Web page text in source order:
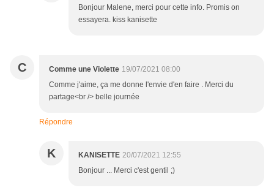
Bonjour Malene, merci pour cette info. Promis on
essayera. kiss kanisette
C Comme une Violette 19/07/2021 08:00
Comme j'aime, ça me donne l'envie d'en faire . Merci du
partage<br /> belle journée
Répondre
K KANISETTE 20/07/2021 12:55
Bonjour ... Merci c'est gentil ;)